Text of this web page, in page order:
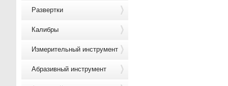
Развертки
Калибры
Измерительный инструмент
Абразивный инструмент